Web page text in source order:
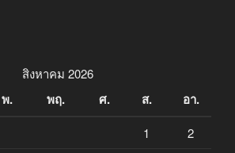
สิงหาคม 2026
พ. พฤ. ศ. ส. อา.
1
2